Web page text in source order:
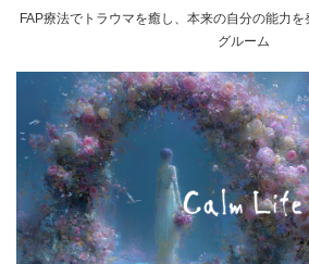
FAP療法でトラウマを癒し、本来の自分の能力
グルーム